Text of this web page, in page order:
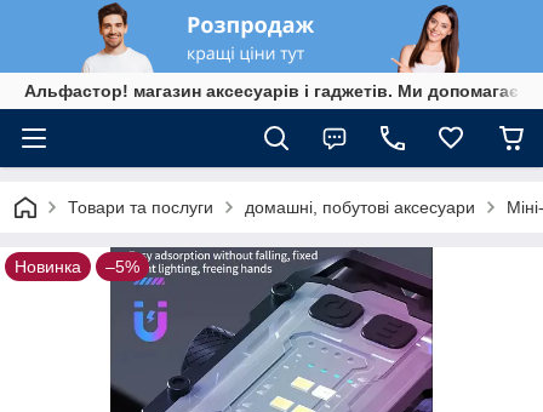
Альфастор! магазин аксесуарів і гаджетів. Ми
Товари та послуги домашні, побутові аксесуари
Новинка –5%